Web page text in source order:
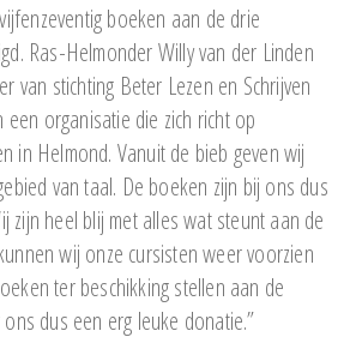
boeken aan de drie
Ras-Helmonder Willy van der Linden
van stichting Beter Lezen en Schrijven
een organisatie die zich richt op
in Helmond. Vanuit de bieb geven wij
van taal. De boeken zijn bij ons dus
zijn heel blij met alles wat steunt aan de
wij onze cursisten weer voorzien
ter beschikking stellen aan de
dus een erg leuke donatie.”